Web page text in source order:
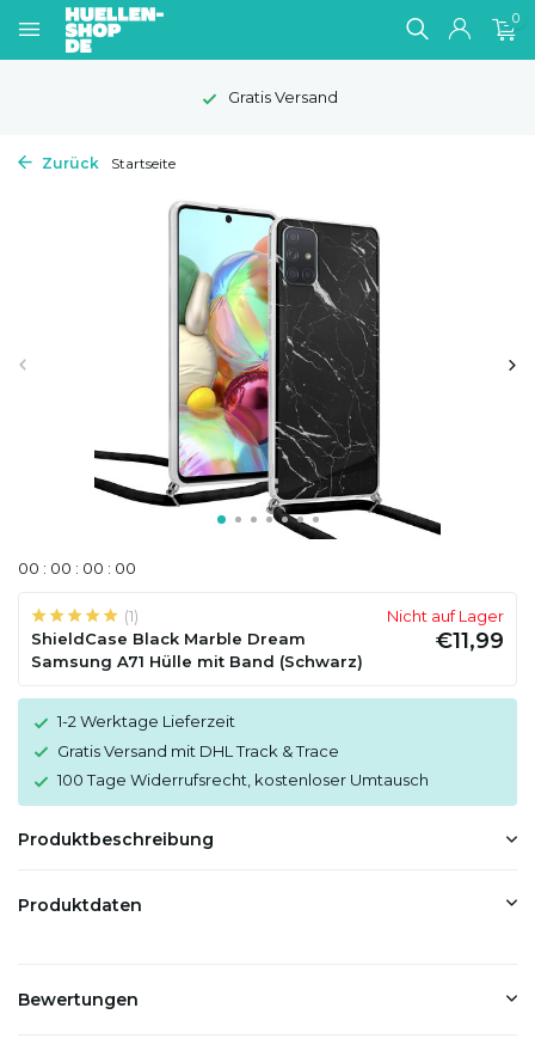
0
Gratis Versand
Zurück Startseite
00 : 00 : 00 : 00
(1)
ShieldCase Black Marble Dream
Samsung A71 Hülle mit Band (Schwarz)
Nicht auf Lager
€11,99
1-2 Werktage Lieferzeit
Gratis Versand mit DHL Track & Trace
100 Tage Widerrufsrecht, kostenloser Umtausch
Produktbeschreibung
Produktdaten
Bewertungen